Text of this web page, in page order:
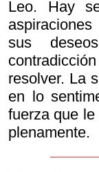
Leo. Hay
sus
resolver. La
en lo
fuerza que
plenamente.